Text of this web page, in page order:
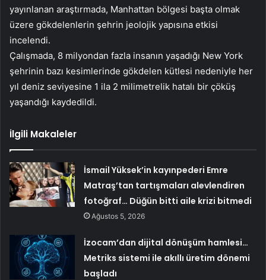
yayınlanan araştırmada, Manhattan bölgesi başta olmak
üzere gökdelenlerin şehrin jeolojik yapısına etkisi
incelendi.
Çalışmada, 8 milyondan fazla insanın yaşadığı New York
şehrinin bazı kesimlerinde gökdelen kütlesi nedeniyle her
yıl deniz seviyesine 1 ila 2 milimetrelik hatalı bir çöküş
yaşandığı kaydedildi.
İlgili Makaleler
İsmail Yüksek’in kayınpederi Emre
Matraş’tan tartışmaları alevlendiren
fotoğraf… Düğün bitti aile krizi bitmedi
Ağustos 5, 2026
İzocam’dan dijital dönüşüm hamlesi…
Metriks sistemi ile akıllı üretim dönemi
başladı